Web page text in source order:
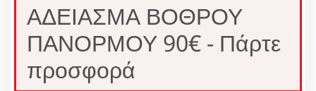
ΑΔΕΙΑΣΜΑ ΒΟΘΡΟΥ
ΠΑΝΟΡΜΟΥ 90€ - Πάρτε
προσφορά